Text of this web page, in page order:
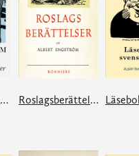
Gröna Lundgren och andra berättelser Roslagsberättelser